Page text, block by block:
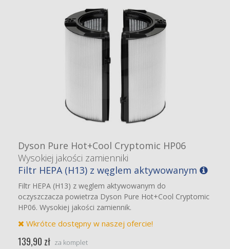
Dyson Pure Hot+Cool Cryptomic HP06
Wysokiej jakości zamienniki
Filtr HEPA (H13) z węglem aktywowanym
Filtr HEPA (H13) z węglem aktywowanym do
oczyszczacza powietrza Dyson Pure Hot+Cool Cryptomic
HP06. Wysokiej jakości zamiennik.
Wkrótce dostępny w naszej ofercie!
139,90 zł za komplet